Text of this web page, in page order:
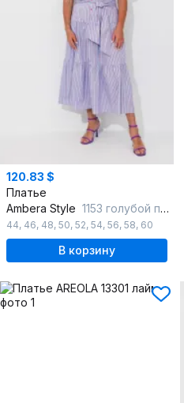
120.83 $
Платье
Ambera Style 1153 голубой полоска
44, 46, 48, 50, 52, 54, 56, 58, 60
В корзину